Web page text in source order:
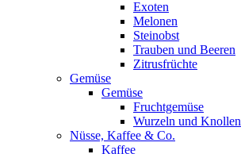
Exoten
Melonen
Steinobst
Trauben und Beeren
Zitrusfrüchte
Gemüse
Gemüse
Fruchtgemüse
Wurzeln und Knollen
Nüsse, Kaffee & Co.
Kaffee